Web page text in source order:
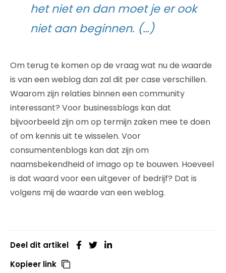
het niet en dan moet je er ook
niet aan beginnen. (…)
Om terug te komen op de vraag wat nu de waarde
is van een weblog dan zal dit per case verschillen.
Waarom zijn relaties binnen een community
interessant? Voor businessblogs kan dat
bijvoorbeeld zijn om op termijn zaken mee te doen
of om kennis uit te wisselen. Voor
consumentenblogs kan dat zijn om
naamsbekendheid of imago op te bouwen. Hoeveel
is dat waard voor een uitgever of bedrijf? Dat is
volgens mij de waarde van een weblog.
Deel dit artikel
Kopieer link